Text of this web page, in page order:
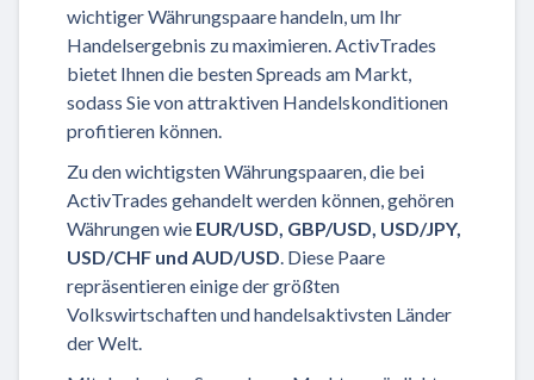
wichtiger Währungspaare handeln, um Ihr
Handelsergebnis zu maximieren. ActivTrades
bietet Ihnen die besten Spreads am Markt,
sodass Sie von attraktiven Handelskonditionen
profitieren können.
Zu den wichtigsten Währungspaaren, die bei
ActivTrades gehandelt werden können, gehören
Währungen wie EUR/USD, GBP/USD, USD/JPY,
USD/CHF und AUD/USD . Diese Paare
repräsentieren einige der größten
Volkswirtschaften und handelsaktivsten Länder
der Welt.